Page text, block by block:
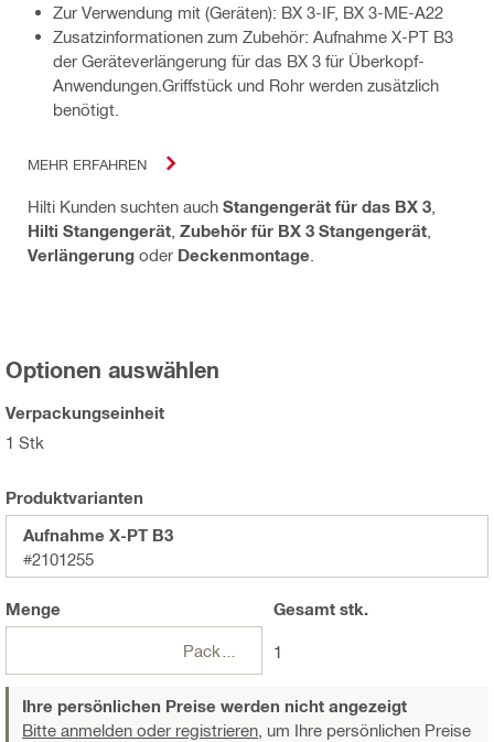
Zur Verwendung mit (Geräten): BX 3-IF, BX 3-ME-A22
Zusatzinformationen zum Zubehör: Aufnahme X-PT B3
der Geräteverlängerung für das BX 3 für Überkopf-
Anwendungen.Griffstück und Rohr werden zusätzlich
benötigt.
MEHR ERFAHREN
Hilti Kunden suchten auch Stangengerät für das BX 3
Hilti Stangengerät Zubehör für BX 3 Stangengerät
Verlängerung oder Deckenmontage
Optionen auswählen
Verpackungseinheit
1 Stk
Produktvarianten
Aufnahme X-PT B3
#2101255
Menge
Packungen
Gesamtstk.
1
Ihre persönlichen Preise werden nicht angezeigt
Bitte anmelden oder registrieren, um Ihre persönlichen Preise